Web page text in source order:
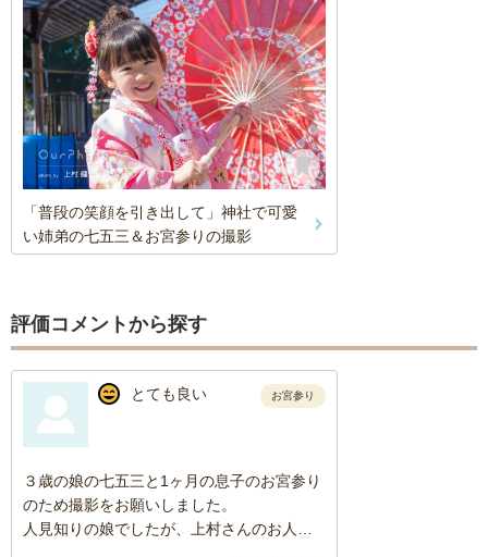
「普段の笑顔を引き出して」神社で可愛
い姉弟の七五三＆お宮参りの撮影
評価コメントから探す
とても良い お宮参り
３歳の娘の七五三と1ヶ月の息子のお宮参り
のため撮影をお願いしました。
人見知りの娘でしたが、上村さんのお人柄